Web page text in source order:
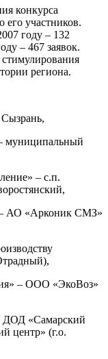
конкурса
его участников.
году – 132
– 467 заявок.
региона.
муниципальный
– с.п.
АО «Арконик СМЗ»
– ООО «ЭкоВоз»
ДОД «Самарский
центр» (г.о.